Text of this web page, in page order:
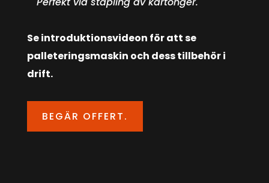
Se introduktionsvideon för att se
palleteringsmaskin och dess tillbehör i
drift.
BEGÄR OFFERT.